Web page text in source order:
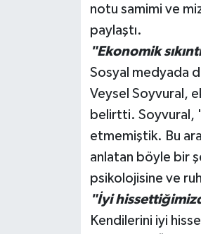
notu samimi ve
paylaştı.
"Ekonomik
Sosyal medyada
Veysel Soyvural,
belirtti. Soyvural,
etmemiştik. Bu
anlatan böyle bir
psikolojisine ve
"İyi
Kendilerini iyi